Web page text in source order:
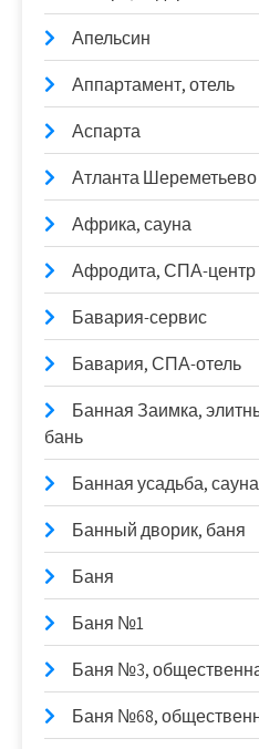
Апельсин
Аппартамент, отель
Аспарта
Атланта Шереметьево
Африка, сауна
Афродита, СПА-центр
Бавария-сервис
Бавария, СПА-отель
Банная Заимка,
бань
Банная усадьба, сауна
Банный дворик, баня
Баня
Баня №1
Баня №3,
Баня №68,